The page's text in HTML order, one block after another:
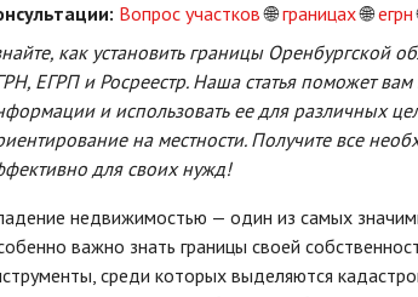
Вопрос участков🌐границах🌐егрн
как установить границы Оренбургской
ЕГРП и Росреестр. Наша статья поможет вам
и использовать ее для различных
на местности. Получите все
для своих нужд!
недвижимостью — один из самых
важно знать границы своей
среди которых выделяются